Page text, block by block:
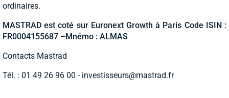
ordinaires.
MASTRAD est coté sur Euronext Growth à Paris Code ISIN :
FR0004155687 –Mnémo : ALMAS
Contacts Mastrad
Tél. : 01 49 26 96 00 - investisseurs@mastrad.fr